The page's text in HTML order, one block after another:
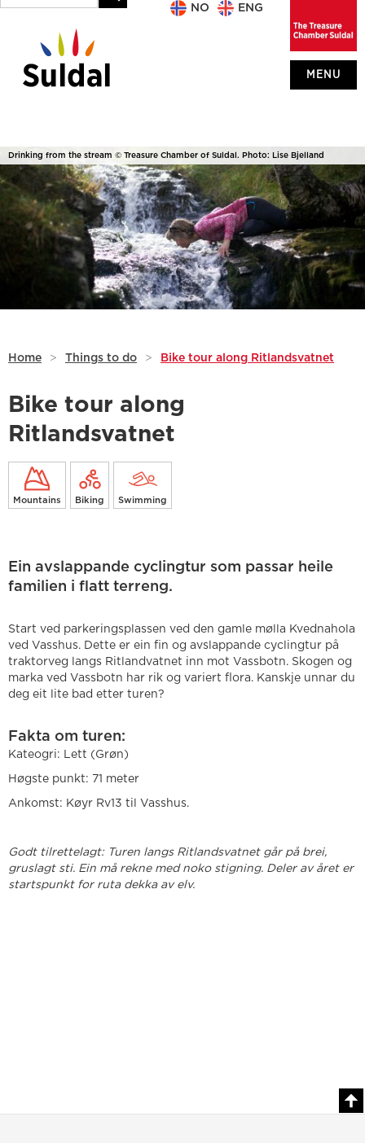
MENU
NO ENG
Drinking from the stream © Treasure Chamber of Suldal. Photo: Lise Bjelland
Home > Things to do > Bike tour along Ritlandsvatnet
Bike tour along
Ritlandsvatnet
Mountains Biking Swimming
Ein avslappande cyclingtur som passar heile
familien i flatt terreng.
Start ved parkeringsplassen ved den gamle mølla Kvednahola
ved Vasshus. Dette er ein fin og avslappande cyclingtur på
traktorveg langs Ritlandvatnet inn mot Vassbotn. Skogen og
marka ved Vassbotn har rik og variert flora. Kanskje unnar du
deg eit lite bad etter turen?
Fakta om turen:
Kateogri: Lett (Grøn)
Høgste punkt: 71 meter
Ankomst: Køyr Rv13 til Vasshus.
Godt tilrettelagt: Turen langs Ritlandsvatnet går på brei,
gruslagt sti. Ein må rekne med noko stigning. Deler av året er
startspunkt for ruta dekka av elv.